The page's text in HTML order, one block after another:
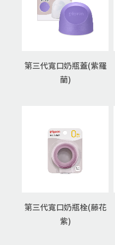
第三代寬口奶瓶蓋(紫羅
蘭)
第三代寬口奶瓶栓(藤花
紫)